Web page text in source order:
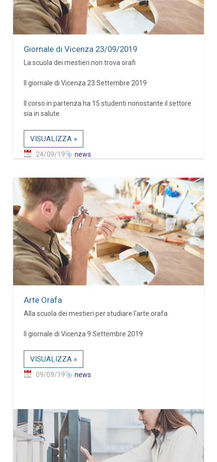
Giornale di Vicenza 23/09/2019
La scuola dei mestieri non trova orafi
Il giornale di Vicenza 23 Settembre 2019
Il corso in partenza ha 15 studenti nonostante il settore
sia in salute
VISUALIZZA »
24/09/19 news
Arte Orafa
Alla scuola dei mestieri per studiare l'arte orafa
Il giornale di Vicenza 9 Settembre 2019
VISUALIZZA »
09/09/19 news